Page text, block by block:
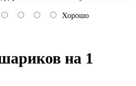
Хорошо
на 1